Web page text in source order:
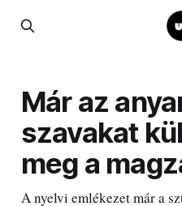
Már az
szavakat
meg a
A nyelvi emlékezet már a